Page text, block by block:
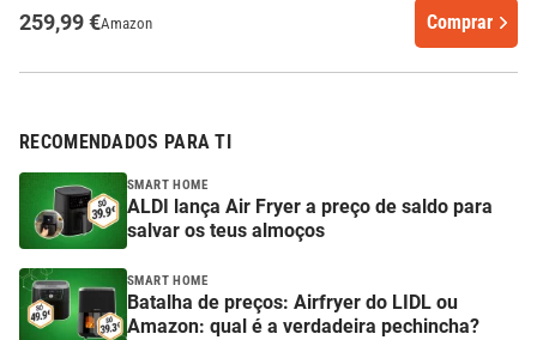
259,99 €Amazon Comprar
RECOMENDADOS PARA TI
SMART HOME
ALDI lança Air Fryer a preço de saldo para
salvar os teus almoços
SMART HOME
Batalha de preços: Airfryer do LIDL ou
Amazon: qual é a verdadeira pechincha?